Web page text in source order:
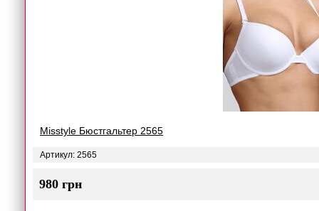
Misstyle Бюстгальтер 2565
Артикул: 2565
980 грн